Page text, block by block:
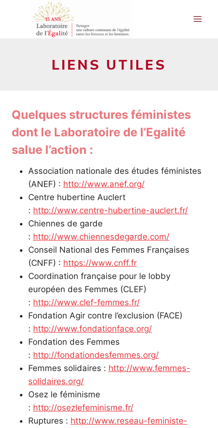
LIENS UTILES
Quelques structures féministes
dont le Laboratoire de l’Egalité
salue l’action :
Association nationale des études féministes
(ANEF) : http://www.anef.org/
Centre hubertine Auclert
: http://www.centre-hubertine-auclert.fr/
Chiennes de garde
: http://www.chiennesdegarde.com/
Conseil National des Femmes Françaises
(CNFF) : https://www.cnff.fr
Coordination française pour le lobby
européen des Femmes (CLEF)
: http://www.clef-femmes.fr/
Fondation Agir contre l’exclusion (FACE)
: http://www.fondationface.org/
Fondation des Femmes
: http://fondationdesfemmes.org/
Femmes solidaires : http://www.femmes-
solidaires.org/
Osez le féminisme
: http://osezlefeminisme.fr/
Ruptures : http://www.reseau-feministe-